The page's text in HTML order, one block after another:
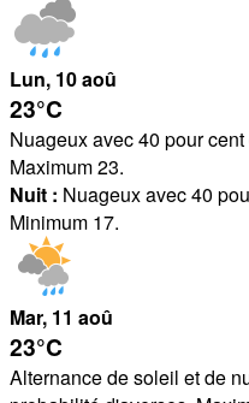
Lun, 10aoû
23°C
Nuageux avec 40 pour
Maximum 23.
Nuit : Nuageux avec 40
Minimum 17.
Mar, 11 aoû
23°C
Alternance de soleil et de